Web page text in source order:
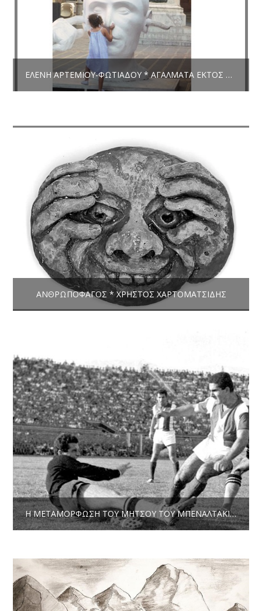
ΕΛΈΝΗ ΑΡΤΕΜΊΟΥ-ΦΩΤΙΆΔΟΥ * ΑΓΆΛΜΑΤΑ ΕΚΤΌΣ MΟΥΣΕΊΟΥ
ΑΝΘΡΩΠΟΦΆΓΟΣ * ΧΡΉΣΤΟΣ ΧΑΡΤΟΜΑΤΣΊΔΗΣ
Η ΜΕΤΑΜΌΡΦΩΣΗ ΤΟΥ ΜΉΤΣΟΥ ΤΟΥ ΜΠΕΝΑΛΤΆΚΙΑ * ΝΊΚΟΣ ΧΑΡΤΟΜΑΤΣΊΔΗΣ